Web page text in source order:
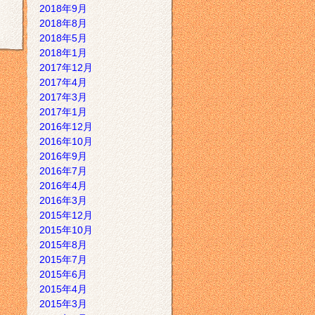
2018年9月
2018年8月
2018年5月
2018年1月
2017年12月
2017年4月
2017年3月
2017年1月
2016年12月
2016年10月
2016年9月
2016年7月
2016年4月
2016年3月
2015年12月
2015年10月
2015年8月
2015年7月
2015年6月
2015年4月
2015年3月